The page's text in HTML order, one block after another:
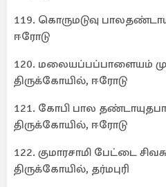
119. கொருமடுவு
ஈரோடு
120. மலையப்பப்பாளையம்
திருக்கோயில், ஈரோடு
121. கோபி பால
திருக்கோயில், ஈரோடு
122. குமாரசாமி பேட்டை
திருக்கோயில், தர்மபுரி